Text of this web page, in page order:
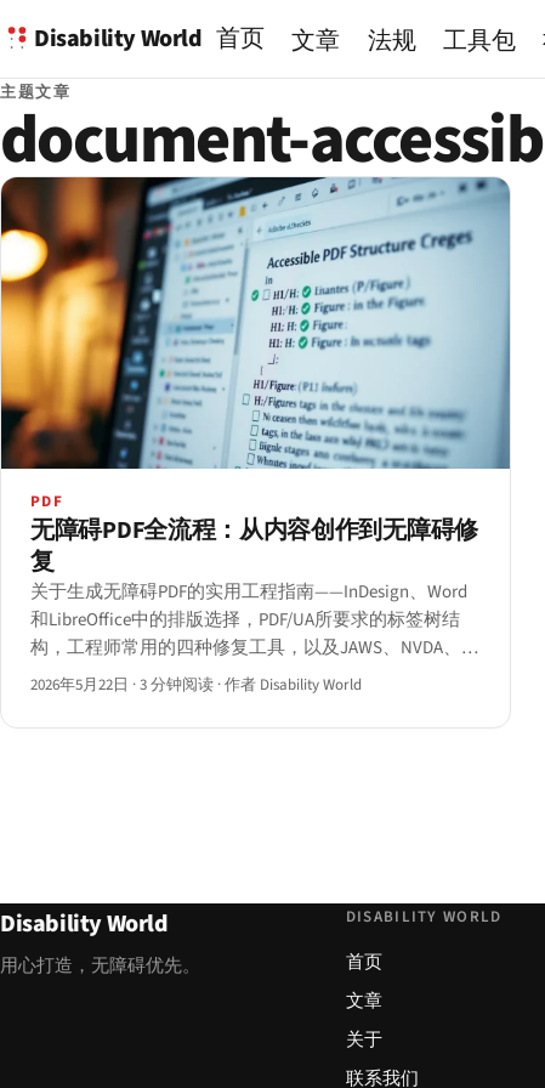
Disability World 首页 文章 法规 工具包
主题文章
document-
PDF
无障碍PDF全流程：从内容创作到无障碍修
复
关于生成无障碍PDF的实用工程指南——InDesign、Word
和LibreOffice中的排版选择，PDF/UA所要求的标签树结
构，工程师常用的四种修复工具，以及JAWS、NVDA、
VoiceOver和ChromeVox在处理带标签PDF时各自的差异。
2026年5月22日 ·3 分钟阅读 ·作者 Disability World
Disability World
用心打造，无障碍优先。
DISABILITY WORLD
首页
文章
关于
联系我们